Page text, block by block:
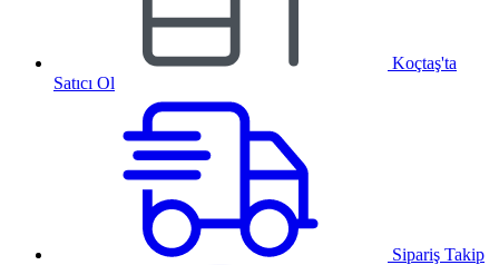
Koçtaş'ta
Satıcı Ol
Sipariş Takip